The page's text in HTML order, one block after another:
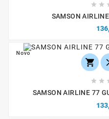
 
SAMSON
Novo

 
SAMSON AIRLINE 77